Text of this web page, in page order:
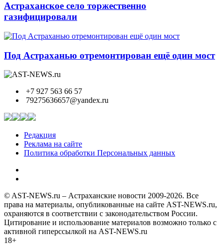
Астраханское село торжественно
газифицировали
Под Астраханью отремонтирован ещё один мост
+7 927 563 66 57
79275636657@yandex.ru
Редакция
Реклама на сайте
Политика обработки Персональных данных
© AST-NEWS.ru – Астраханские новости 2009-2026. Все
права на материалы, опубликованные на сайте AST-NEWS.ru,
охраняются в соответствии с законодательством России.
Цитирование и использование материалов возможно только с
активной гиперссылкой на AST-NEWS.ru
18+